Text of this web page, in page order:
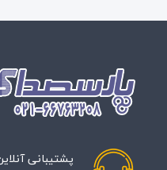
پشتیبانی